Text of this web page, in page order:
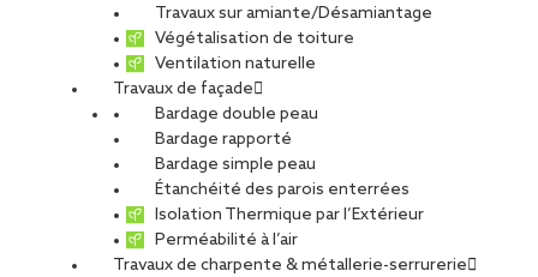
Travaux sur amiante/Désamiantage
Végétalisation de toiture
Ventilation naturelle
Travaux de façade
Bardage double peau
Bardage rapporté
Bardage simple peau
Étanchéité des parois enterrées
Isolation Thermique par l’Extérieur
Perméabilité à l’air
Travaux de charpente & métallerie-serrurerie